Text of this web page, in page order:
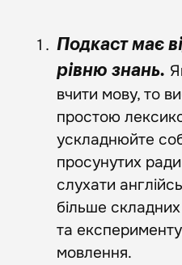
Подкаст має
рівню знань.
вчити мову, то
простою
ускладнюйте
просунутих
слухати
більше
та
мовлення.